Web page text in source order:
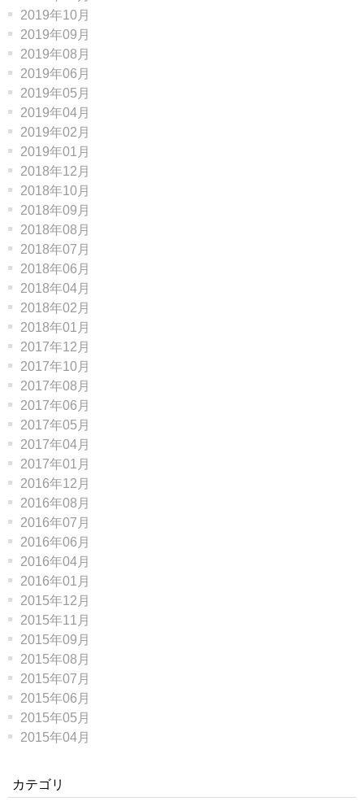
2019年10月
2019年09月
2019年08月
2019年06月
2019年05月
2019年04月
2019年02月
2019年01月
2018年12月
2018年10月
2018年09月
2018年08月
2018年07月
2018年06月
2018年04月
2018年02月
2018年01月
2017年12月
2017年10月
2017年08月
2017年06月
2017年05月
2017年04月
2017年01月
2016年12月
2016年08月
2016年07月
2016年06月
2016年04月
2016年01月
2015年12月
2015年11月
2015年09月
2015年08月
2015年07月
2015年06月
2015年05月
2015年04月
カテゴリ